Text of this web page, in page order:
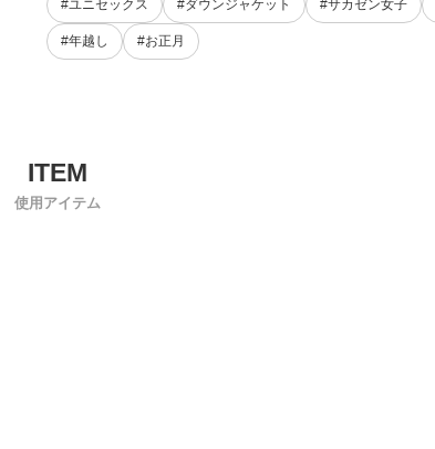
#ユニセックス #ダウンジャケット #サカゼン女子
#年越し #お正月
使用アイテム